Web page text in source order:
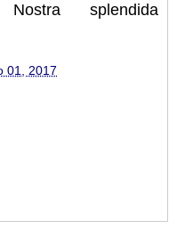
splendida
01, 2017